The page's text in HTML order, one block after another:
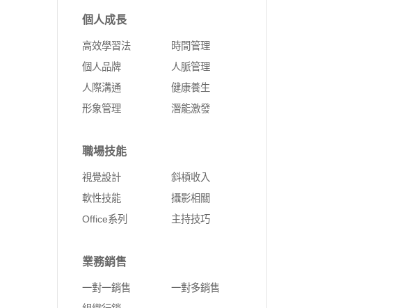
個人成長
高效學習法
時間管理
個人品牌
人脈管理
人際溝通
健康養生
形象管理
潛能激發
職場技能
視覺設計
斜槓收入
軟性技能
攝影相關
Office系列
主持技巧
業務銷售
一對一銷售
一對多銷售